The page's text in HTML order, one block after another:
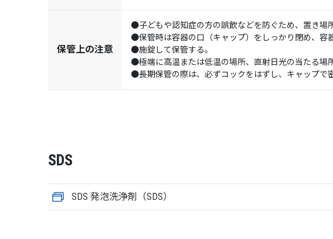
保管上の注意
●子どもや認知症の方の誤飲などを防ぐため、置き場
●保管時は容器の口（キャップ）をしっかり閉め、容
●施錠して保管する。
●極端に高温または低温の場所、直射日光の当たる場
●長期保管の際は、必ずコックをはずし、キャップで
SDS
SDS 発泡洗浄剤（SDS）